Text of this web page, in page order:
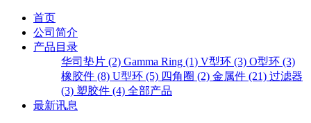
首页
公司简介
产品目录
华司垫片 (2) Gamma Ring (1) V型环 (3) O型环 (3)
橡胶件 (8) U型环 (5) 四角圈 (2) 金属件 (21) 过滤器
(3) 塑胶件 (4) 全部产品
最新讯息